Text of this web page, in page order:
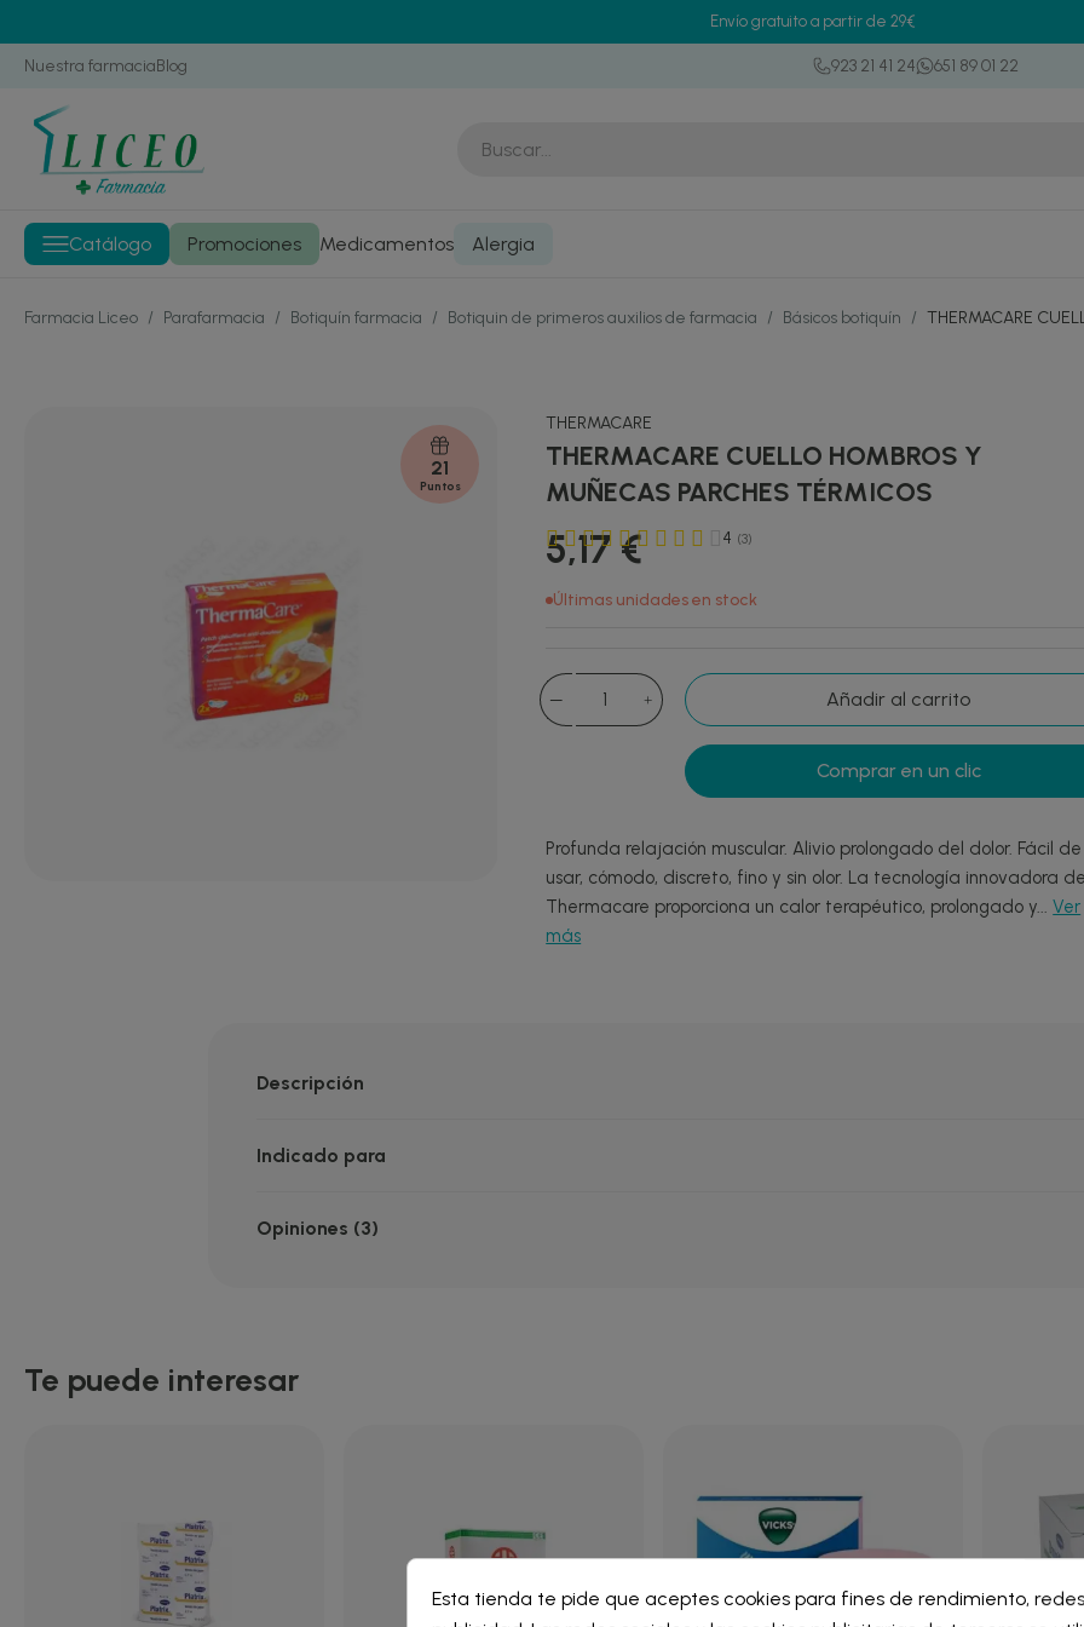
Envío gratuito a partir de 29€
Nuestra farmaciaBlog 923 21 41 24 651 89 01 22
Catálogo Promociones Medicamentos Alergia
Farmacia Liceo / Parafarmacia / Botiquín farmacia / Botiquin de primeros auxilios de farmacia / Básicos botiquín / THERMACARE
21
Puntos
THERMACARE
THERMACARE CUELLO HOMBROS Y
MUÑECAS PARCHES TÉRMICOS
5,17 € 4 (3)
Últimas unidades en stock
Añadir al carrito
Comprar en un clic
Profunda relajación muscular. Alivio prolongado del dolor. Fácil de
usar, cómodo, discreto, fino y sin olor. La tecnología innovadora de
Thermacare proporciona un calor terapéutico, prolongado y...Ver
más
Descripción
Indicado para
Opiniones (3)
Te puede interesar
Iniciar sesión
Esta tienda te pide que aceptes cookies para fines de rendimiento,